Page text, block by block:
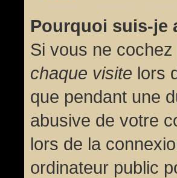
Pourquoi suis-je
Si vous ne
chaque visite lors
que pendant une
abusive de votre
lors de la
ordinateur public